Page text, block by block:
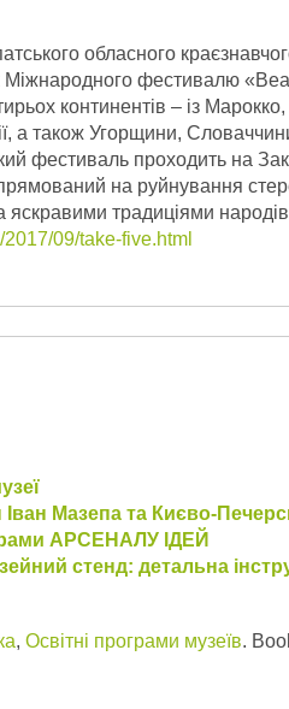
обласного
Міжнародного фестивалю
континентів – із Марокко,
а також Угорщини, Словаччини
фестиваль проходить на
на руйнування
яскравими традиціями
09/take-five.html
Іван Мазепа та Києво-
АРСЕНАЛУ ІДЕЙ
стенд: детальна
, Освітні програми музеїв.